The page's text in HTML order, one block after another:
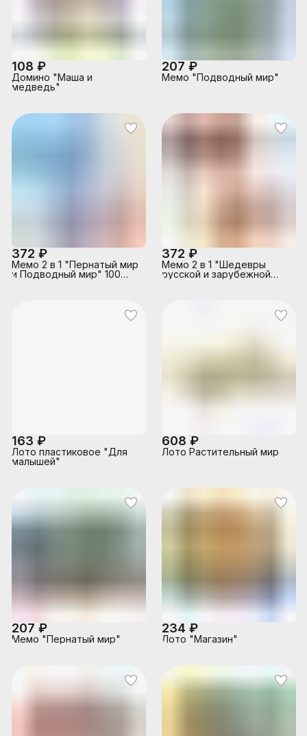
108 ₽
Домино "Маша и
медведь"
207 ₽
Мемо "Подводный мир"
372 ₽
Мемо 2 в 1 "Пернатый мир
и Подводный мир" 100
372 ₽
Мемо 2 в 1 "Шедевры
русской и зарубежной
163 ₽
Лото пластиковое "Для
малышей"
608 ₽
Лото Растительный мир
207 ₽
Мемо "Пернатый мир"
234 ₽
Лото "Магазин"